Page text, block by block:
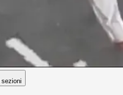
sezioni